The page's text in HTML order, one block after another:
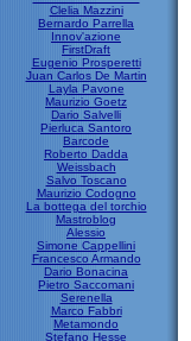
Clelia Mazzini
Bernardo Parrella
Innov'azione
FirstDraft
Eugenio Prosperetti
Juan Carlos De Martin
Layla Pavone
Maurizio Goetz
Dario Salvelli
Pierluca Santoro
Barcode
Roberto Dadda
Weissbach
Salvo Toscano
Maurizio Codogno
La bottega del torchio
Mastroblog
Alessio
Simone Cappellini
Francesco Armando
Dario Bonacina
Pietro Saccomani
Serenella
Marco Fabbri
Metamondo
Stefano Hesse